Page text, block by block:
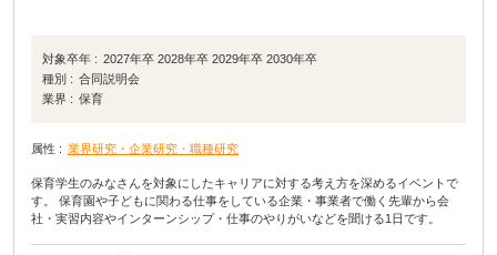
対象卒年 : 2027年卒 2028年卒 2029年卒 2030年卒
種別 : 合同説明会
業界 : 保育
属性 : 業界研究・企業研究・職種研究
保育学生のみなさんを対象にしたキャリアに対する考え方を深めるイベントで
す。 保育園や子どもに関わる仕事をしている企業・事業者で働く先輩から会
社・実習内容やインターンシップ・仕事のやりがいなどを聞ける1日です。